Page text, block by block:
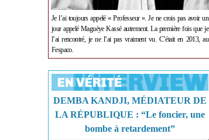
Je l’ai toujours appelé « Professeur ». Je ne crois pas avoir un
jour appelé Maguèye Kassé autrement. La première fois que je
l’ai rencontré, je ne l’ai pas vraiment vu. C’était en 2013, au
Fespaco.
DEMBA KANDJI, MÉDIATEUR DE
LA RÉPUBLIQUE : “Le foncier, une
bombe à retardement”